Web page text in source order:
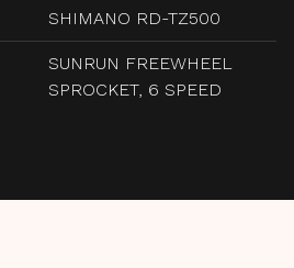
SHIMANO RD-TZ500
SUNRUN FREEWHEEL
SPROCKET, 6 SPEED